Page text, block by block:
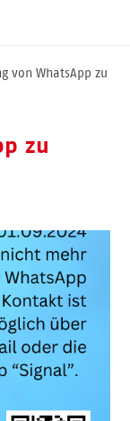
von WhatsApp zu
zu